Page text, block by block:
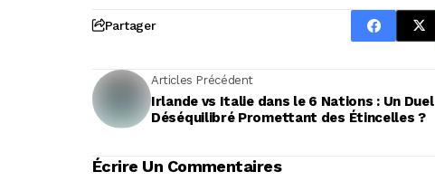
Partager
Articles Précédent
Irlande vs Italie dans le 6 Nations : Un Duel
Déséquilibré Promettant des Étincelles ?
Écrire Un Commentaires